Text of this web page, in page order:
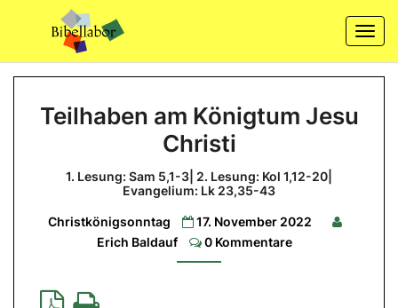
content
am
Königtum
Jesu
Christi
1.
Sam
Teilhaben am Königtum Jesu
Christi
1. Lesung: Sam 5,1-3| 2. Lesung: Kol 1,12-20|
Evangelium: Lk 23,35-43
Christkönigsonntag
17. November 2022
Erich Baldauf
Comments
0 Kommentare